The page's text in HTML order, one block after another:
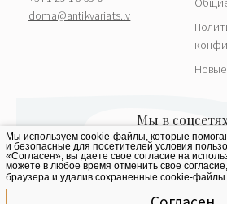
doma@antikvariats.lv
Мы используем cookie-файлы, которые
и безопасные для посетителей условия
«Согласен», вы даете свое согласие на
можете в любое время отменить свое
браузера и удалив сохраненные cookie-файлы.